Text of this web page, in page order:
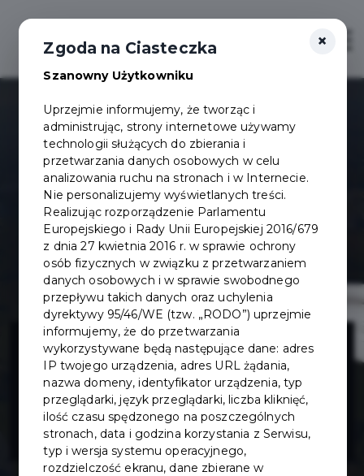
Budowa
chodnika przy
ul. Dworcowej
×
Zgoda na Ciasteczka
Szanowny Użytkowniku
Uprzejmie informujemy, że tworząc i
administrując, strony internetowe używamy
technologii służących do zbierania i
przetwarzania danych osobowych w celu
analizowania ruchu na stronach i w Internecie.
Nie personalizujemy wyświetlanych treści.
Realizując rozporządzenie Parlamentu
Europejskiego i Rady Unii Europejskiej 2016/679
z dnia 27 kwietnia 2016 r. w sprawie ochrony
osób fizycznych w związku z przetwarzaniem
danych osobowych i w sprawie swobodnego
przepływu takich danych oraz uchylenia
dyrektywy 95/46/WE (tzw. „RODO”) uprzejmie
informujemy, że do przetwarzania
wykorzystywane będą następujące dane: adres
IP twojego urządzenia, adres URL żądania,
nazwa domeny, identyfikator urządzenia, typ
przeglądarki, język przeglądarki, liczba kliknięć,
ilość czasu spędzonego na poszczególnych
stronach, data i godzina korzystania z Serwisu,
typ i wersja systemu operacyjnego,
rozdzielczość ekranu, dane zbierane w